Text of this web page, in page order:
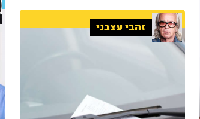
זהבי עצבני